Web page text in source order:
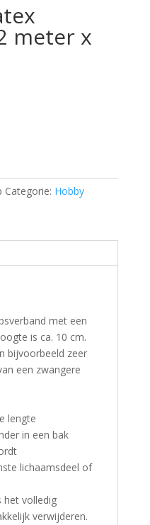
meter x
Categorie: Hobby
met een
is ca. 10 cm.
bijvoorbeeld zeer
een zwangere
lengte
in een bak
lichaamsdeel of
het volledig
verwijderen.